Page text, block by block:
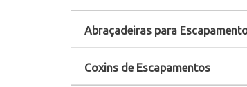
Abraçadeiras para
Coxins de Escapamentos